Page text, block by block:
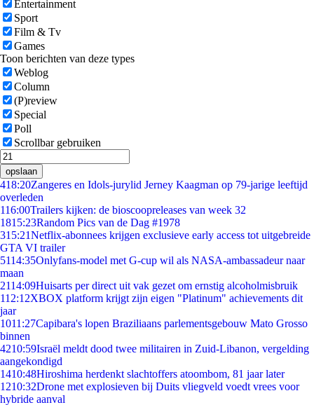
Entertainment
Sport
Film & Tv
Games
Toon berichten van deze types
Weblog
Column
(P)review
Special
Poll
Scrollbar gebruiken
opslaan
418:20Zangeres en Idols-jurylid Jerney Kaagman op 79-jarige leeftijd
overleden
116:00Trailers kijken: de bioscoopreleases van week 32
1815:23Random Pics van de Dag #1978
315:21Netflix-abonnees krijgen exclusieve early access tot uitgebreide
GTA VI trailer
5114:35Onlyfans-model met G-cup wil als NASA-ambassadeur naar
maan
2114:09Huisarts per direct uit vak gezet om ernstig alcoholmisbruik
112:12XBOX platform krijgt zijn eigen "Platinum" achievements dit
jaar
1011:27Capibara's lopen Braziliaans parlementsgebouw Mato Grosso
binnen
4210:59Israël meldt dood twee militairen in Zuid-Libanon, vergelding
aangekondigd
1410:48Hiroshima herdenkt slachtoffers atoombom, 81 jaar later
1210:32Drone met explosieven bij Duits vliegveld voedt vrees voor
hybride aanval